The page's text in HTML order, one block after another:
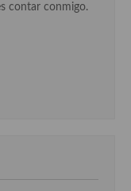
contar conmigo.